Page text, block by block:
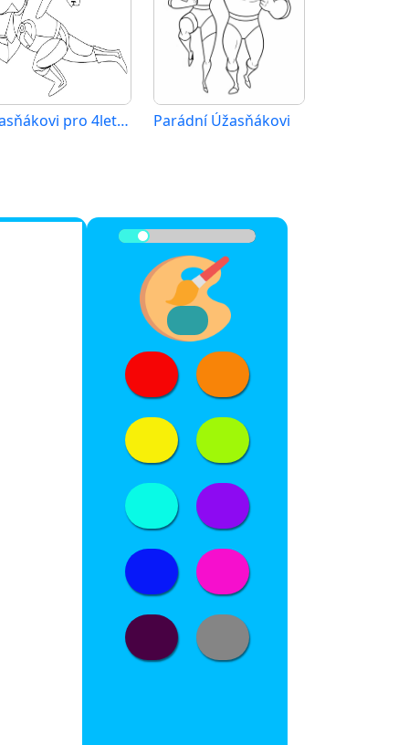
Úžasňákovi pro 4leté děti Parádní Úžasňákovi